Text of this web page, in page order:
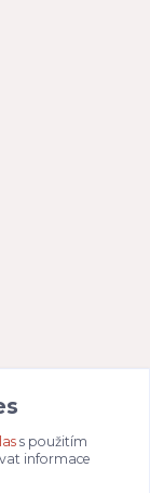
s použitím
informace